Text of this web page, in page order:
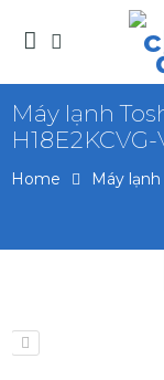
Máy lạnh
Home Máy lạnh